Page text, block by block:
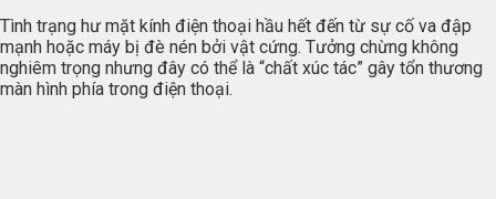
Tình trạng hư mặt kính điện thoại hầu hết đến từ sự cố va đập
mạnh hoặc máy bị đè nén bởi vật cứng. Tưởng chừng không
nghiêm trọng nhưng đây có thể là “chất xúc tác” gây tổn thương
màn hình phía trong điện thoại.